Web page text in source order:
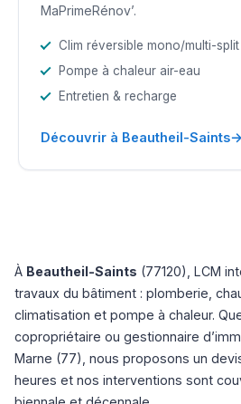
MaPrimeRénov’.
Clim réversible mono/multi-split
Pompe à chaleur air-eau
Entretien & recharge
Découvrir à Beautheil-Saints→
À Beautheil-Saints (77120), LCM
travaux du bâtiment : plomberie,
climatisation et pompe à chaleur.
copropriétaire ou gestionnaire
Marne (77), nous proposons un
heures et nos interventions sont